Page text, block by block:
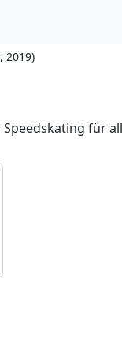
2019)
für